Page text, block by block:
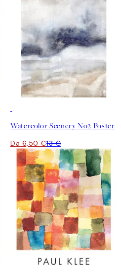
Watercolor Scenery No2 Poster
Da 6,50 €13 €